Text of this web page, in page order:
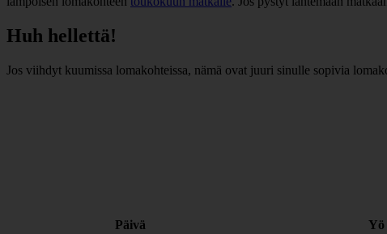
Huh hellettä!
Jos viihdyt kuumissa lomakohteissa, nämä ovat juuri sinulle sopivia
Päivä Yö